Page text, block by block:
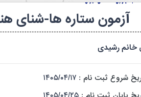
آزمون ستاره ها-شنای هنری (شنای موزون)-
خانم رشیدی
شروع ثبت نام : ۱۴۰۵/۰۴/۱۷